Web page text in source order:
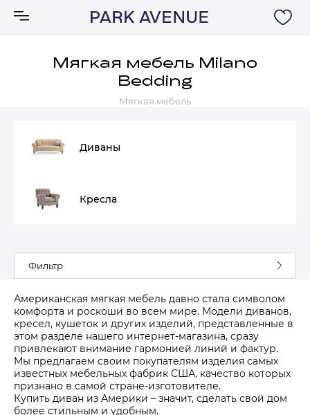
Свет
Бренды
Гостиная
Кухня
Спальня
Детская
Мягкая мебель
Диваны
Посуда
Аксессуары
Мягкая мебель Milano
Bedding
Мягкая мебель
Диваны
Кресла
Фильтр
Американская мягкая мебель давно стала символом
комфорта и роскоши во всем мире. Модели диванов,
кресел, кушеток и других изделий, представленные в
этом разделе нашего интернет-магазина, сразу
привлекают внимание гармонией линий и фактур.
Мы предлагаем своим покупателям изделия самых
известных мебельных фабрик США, качество которых
признано в самой стране-изготовителе.
Купить диван из Америки – значит, сделать свой дом
более стильным и удобным.